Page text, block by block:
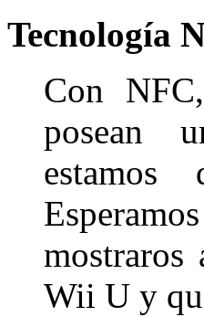
Tecnología
Con
posean
estamos
mostraros
Wii U y